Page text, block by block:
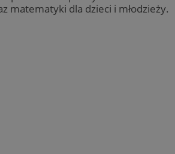
matematyki dla dzieci i młodzieży.